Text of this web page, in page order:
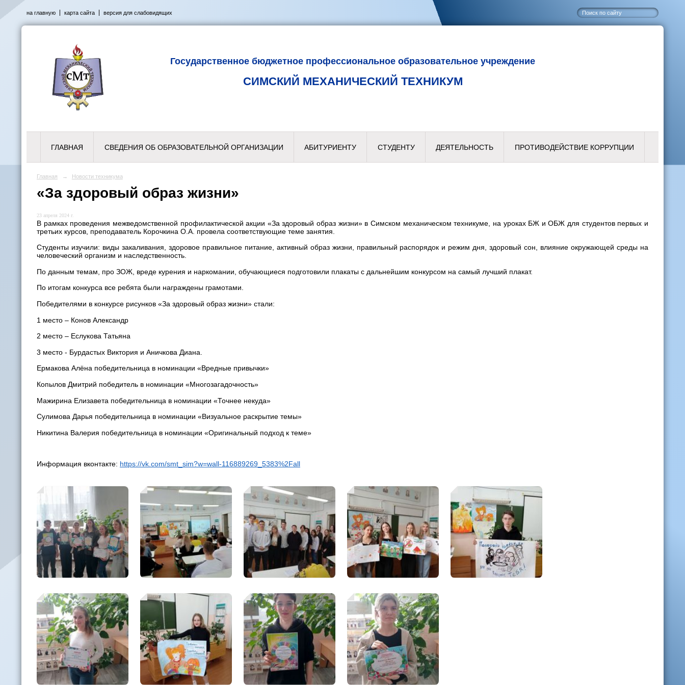
на главную карта сайта версия для слабовидящих
Государственное бюджетное профессиональное образовательное учреждение
СИМСКИЙ МЕХАНИЧЕСКИЙ ТЕХНИКУМ
ГЛАВНАЯ СВЕДЕНИЯ ОБ ОБРАЗОВАТЕЛЬНОЙ ОРГАНИЗАЦИИ АБИТУРИЕНТУ СТУДЕНТУ ДЕЯТЕЛЬНОСТЬ ПРОТИВОДЕЙСТВИЕ КОРРУПЦИИ
Главная → Новости техникума
«За здоровый образ жизни»
23 апреля 2024 г.
В рамках проведения межведомственной профилактической акции «За здоровый образ жизни» в Симском механическом техникуме, на уроках БЖ и ОБЖ для студентов первых и
третьих курсов, преподаватель Корочкина О.А. провела соответствующие теме занятия.
Студенты изучили: виды закаливания, здоровое правильное питание, активный образ жизни, правильный распорядок и режим дня, здоровый сон, влияние окружающей среды на
человеческий организм и наследственность.
По данным темам, про ЗОЖ, вреде курения и наркомании, обучающиеся подготовили плакаты с дальнейшим конкурсом на самый лучший плакат.
По итогам конкурса все ребята были награждены грамотами.
Победителями в конкурсе рисунков «За здоровый образ жизни» стали:
1 место – Конов Александр
2 место – Еслукова Татьяна
3 место - Бурдастых Виктория и Аничкова Диана.
Ермакова Алёна победительница в номинации «Вредные привычки»
Копылов Дмитрий победитель в номинации «Многозагадочность»
Мажирина Елизавета победительница в номинации «Точнее некуда»
Сулимова Дарья победительница в номинации «Визуальное раскрытие темы»
Никитина Валерия победительница в номинации «Оригинальный подход к теме»
Информация вконтакте: https://vk.com/smt_sim?w=wall-116889269_5383%2Fall